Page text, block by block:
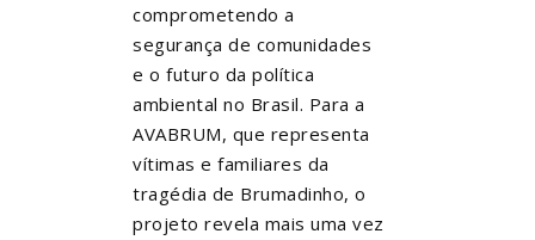
comprometendo a
segurança de comunidades
e o futuro da política
ambiental no Brasil. Para a
AVABRUM, que representa
vítimas e familiares da
tragédia de Brumadinho, o
projeto revela mais uma vez